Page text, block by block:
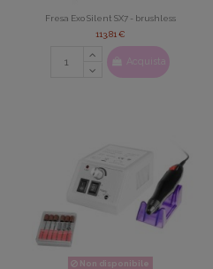
Fresa Exo Silent SX7 - brushless
113,81 €
Acquista
Non disponibile